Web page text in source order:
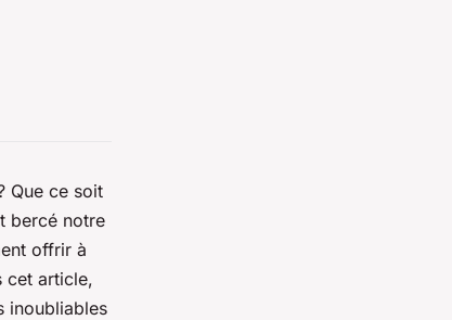
Que ce soit
bercé notre
offrir à
cet article,
inoubliables